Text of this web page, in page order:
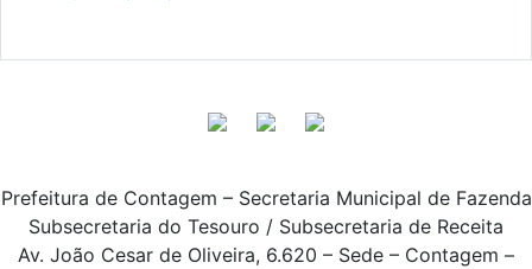
Prefeitura de Contagem – Secretaria Municipal de Fazenda
Subsecretaria do Tesouro / Subsecretaria de Receita
Av. João Cesar de Oliveira, 6.620 – Sede – Contagem –